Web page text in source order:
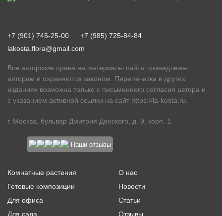
+7 (901) 745-25-00
+7 (985) 725-84-84
lakosta.flora@gmail.com
Все авторские права на материалы сайта принадлежат
авторам и охраняются законом. Перепечатка в других
изданиях возможна только с письменного согласия автора и
с указанием активной ссылки на сайт https://la-kosta.ru
г. Москва, бульвар Дмитрия Донского, д. 9, корп. 1
Наши отзывы
Комнатные растения
Готовые композиции
Для офиса
Для сада
О нас
Новости
Статьи
Отзывы